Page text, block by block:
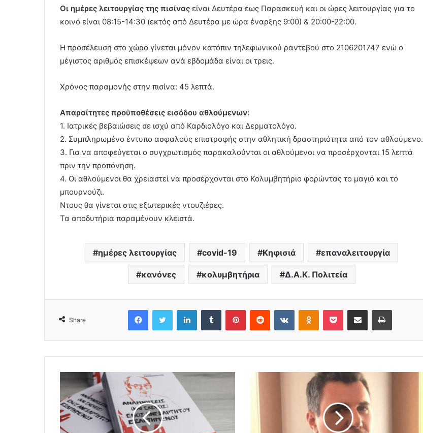
Οι ημέρες λειτουργίας της πισίνας είναι Δευτέρα έως Παρασκευή και οι ώρες λειτουργίας για το
κοινό είναι 08:15-14:30 (εκτός από Δευτέρα με ώρα έναρξης 9:00) & 20:00-22:00.
Η προσέλευση στο χώρο γίνεται μόνον κατόπιν τηλεφωνικού ραντεβού στο 2106201747 ενώ ο
μέγιστος αριθμός επισκέψεων ανά εβδομάδα είναι οι τρεις.
Χρόνος παραμονής στην πισίνα: 45 λεπτά.
Απαραίτητες προϋποθέσεις εισόδου αθλούμενων:
1. Ιατρικές βεβαιώσεις σε ισχύ από Καρδιολόγο και Δερματολόγο.
2. Συμπληρωμένο έντυπο ασφαλούς επιστροφής στην αθλητική δραστηριότητα από τον αθλούμενο.
3. Για να αποφεύγεται ο συγχρωτισμός παρακαλούνται οι αθλούμενοι να προσέρχονται 15 λεπτά
πριν την προπόνηση.
4. Οι αθλούμενοι θα χρειαστεί να προσέρχονται στο Κολυμβητήριο φορώντας το μαγιό και το
μπουρνούζι.
Ντους θα γίνεται στις εξωτερικές ντουζιέρες.
Τα αποδυτήρια παραμένουν κλειστά.
ημέρες λειτουργίας covid-19 Κηφισιά επαναλειτουργία
κανόνες κολυμβητήρια Δ.Α.Κ. Πολιτεία
Share